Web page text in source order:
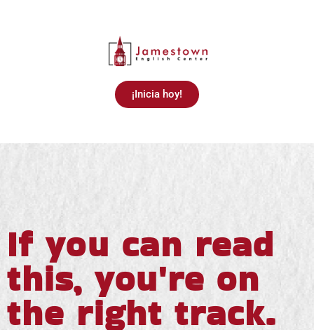
¡Inicia hoy!
If you can read
this, you're on
the right track.